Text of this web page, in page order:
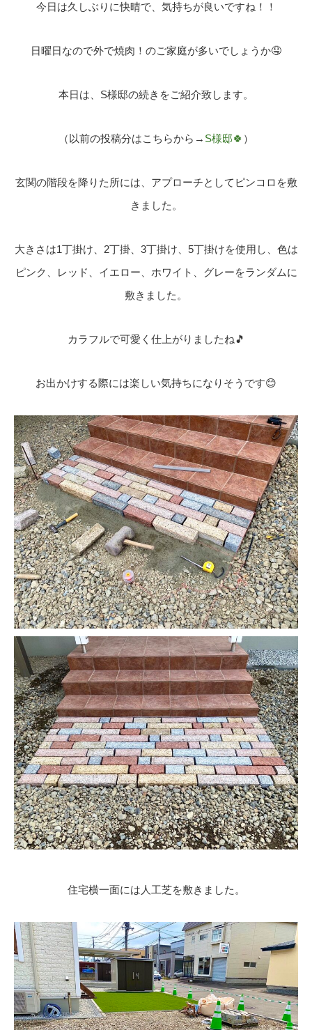
今日は久しぶりに快晴で、気持ちが良いですね！！
日曜日なので外で焼肉！のご家庭が多いでしょうか🤤
本日は、S様邸の続きをご紹介致します。
（以前の投稿分はこちらから→ S様邸🍀 ）
玄関の階段を降りた所には、アプローチとしてピンコロを敷
きました。
大きさは1丁掛け、2丁掛、3丁掛け、5丁掛けを使用し、色は
ピンク、レッド、イエロー、ホワイト、グレーをランダムに
敷きました。
カラフルで可愛く仕上がりましたね🎵
お出かけする際には楽しい気持ちになりそうです😊
住宅横一面には人工芝を敷きました。